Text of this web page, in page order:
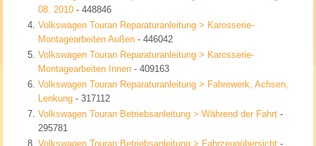
08. 2010 - 448846
Volkswagen Touran Reparaturanleitung > Karosserie-
Montagearbeiten Außen - 446042
Volkswagen Touran Reparaturanleitung > Karosserie-
Montagearbeiten Innen - 409163
Volkswagen Touran Reparaturanleitung > Fahrewerk, Achsen,
Lenkung - 317112
Volkswagen Touran Betriebsanleitung > Während der Fahrt -
295781
Volkswagen Touran Betriebsanleitung > Fahrzeugübersicht -